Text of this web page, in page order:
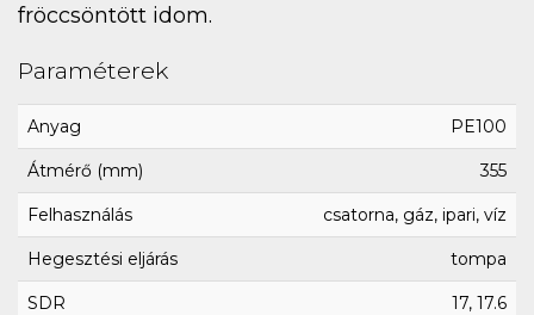
fröccsöntött idom.
Paraméterek
Anyag PE100
Átmérő (mm) 355
Felhasználás csatorna, gáz, ipari, víz
Hegesztési eljárás tompa
SDR 17, 17.6